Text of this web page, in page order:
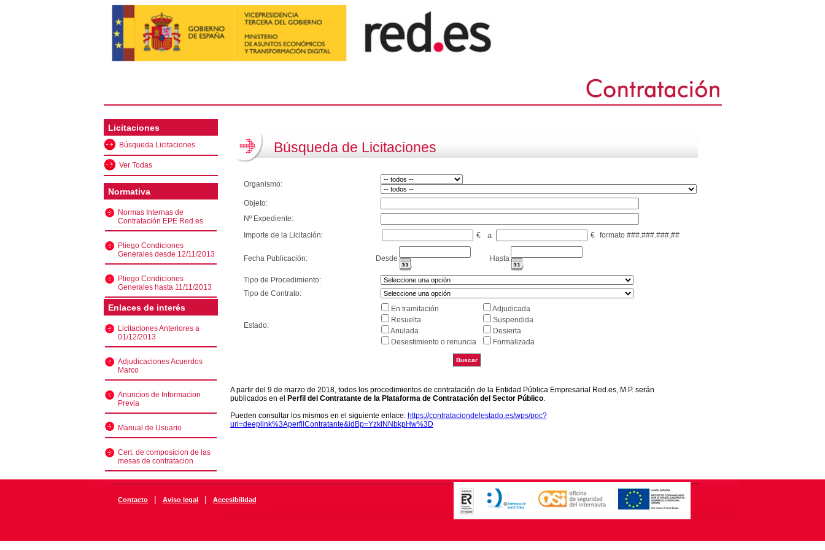
Licitaciones
Búsqueda Licitaciones
Ver Todas
Normativa
Normas Internas de
Contratación EPE Red.es
Pliego Condiciones
Generales desde 12/11/2013
Pliego Condiciones
Generales hasta 11/11/2013
Enlaces de interés
Licitaciones Anteriores a
01/12/2013
Adjudicaciones Acuerdos
Marco
Anuncios de Informacion
Previa
Manual de Usuario
Cert. de composicion de las
mesas de contratacion
Búsqueda de Licitaciones
Organismo:
Objeto:
Nº Expediente:
Importe de la Licitación:
€ a € formato ###.###.###,##
Fecha Publicación: Desde Hasta
Tipo de Procedimiento:
Tipo de Contrato:
Estado:
En tramitación
Adjudicada
Resuelta
Suspendida
Anulada
Desierta
Desestimiento o renuncia
Formalizada
A partir del 9 de marzo de 2018, todos los procedimientos de contratación de la Entidad Pública Empresarial Red.es, M.P. serán
publicados en el
Perfil del Contratante de la Plataforma de Contratación del Sector Público.
Pueden consultar los mismos en el siguiente enlace: https://contrataciondelestado.es/wps/poc?
uri=deeplink%3AperfilContratante&idBp=YzklNNbkpHw%3D
Contacto | Aviso legal | Accesibilidad